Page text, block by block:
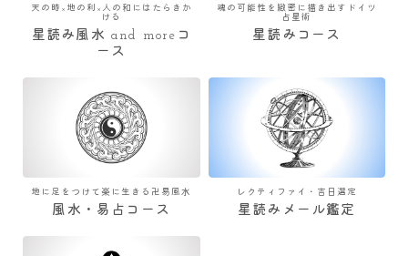
天の時×地の利×人の和にはたらきか
ける
星読み風水 and moreコ
ース
魂の可能性を緻密に描き出すドイツ
占星術
星読みコース
地に足をつけて楽に生きる卍易風水
風水・易占コース
レクティファイ・吉日選定
星読みメール鑑定